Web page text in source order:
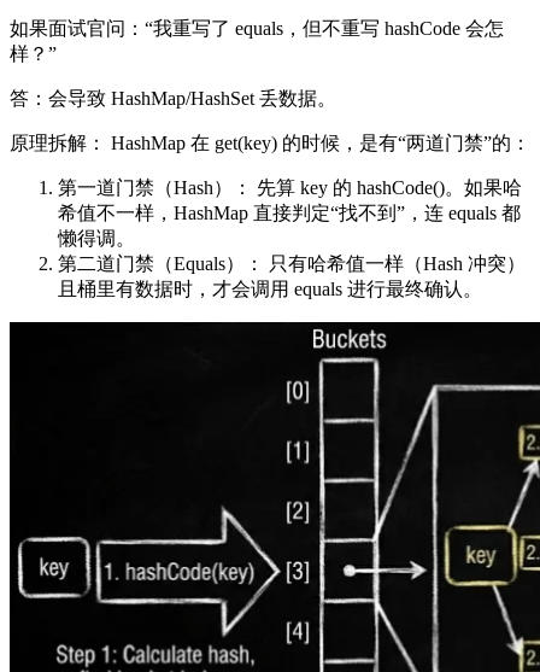
如果面试官问：“我重写了 equals，但不重写 hashCode 会怎
样？”
答：会导致 HashMap/HashSet 丢数据。
原理拆解： HashMap 在 get(key) 的时候，是有“两道门禁”的：
第一道门禁（Hash）： 先算 key 的 hashCode()。如果哈
希值不一样，HashMap 直接判定“找不到”，连 equals 都
懒得调。
第二道门禁（Equals）： 只有哈希值一样（Hash 冲突）
且桶里有数据时，才会调用 equals 进行最终确认。